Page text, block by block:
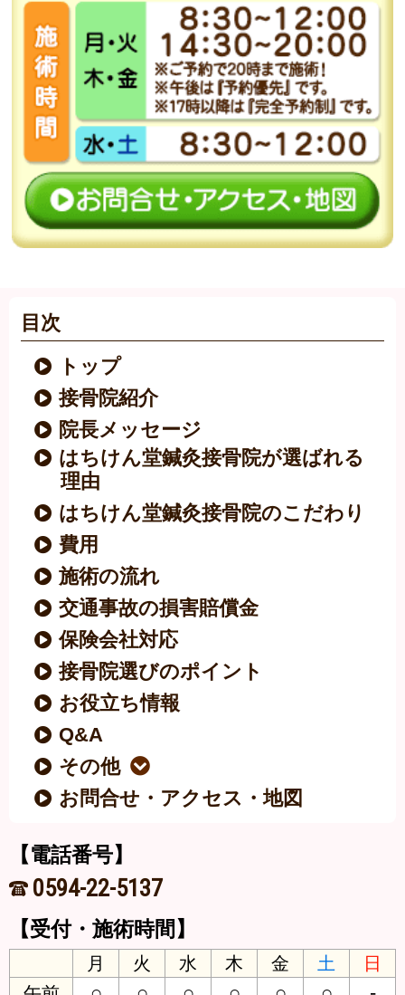
目次
トップ
接骨院紹介
院長メッセージ
はちけん堂鍼灸接骨院が選ばれる
理由
はちけん堂鍼灸接骨院のこだわり
費用
施術の流れ
交通事故の損害賠償金
保険会社対応
接骨院選びのポイント
お役立ち情報
Q&A
その他
お問合せ・アクセス・地図
【電話番号】
0594-22-5137
【受付・施術時間】
月 火 水 木 金 土
日